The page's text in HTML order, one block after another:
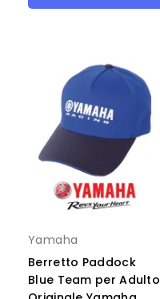
Yamaha
Berretto Paddock
Blue Team per Adulto